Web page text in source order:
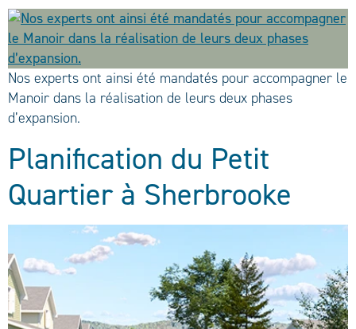
Nos experts ont ainsi été mandatés pour accompagner le
Manoir dans la réalisation de leurs deux phases
d’expansion.
Planification du Petit
Quartier à Sherbrooke